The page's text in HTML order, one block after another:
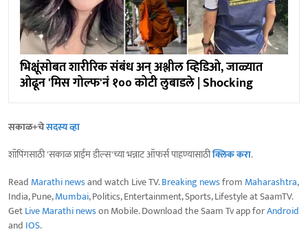
भिक्षूंसोबत शारीरिक संबंध अन् अश्लील व्हिडिओ, जाळ्यात
ओढून 'मिस गोल्फ'नं १०० कोटी लुबाडले | Shocking
सकाळ+चेसदस्य व्हा
शॉपिंगसाठी 'सकाळ प्राईम डील्स'च्या भन्नाट ऑफर्स पाहण्यासाठीक्लिक करा.
Read Marathi newsand watch Live TV.Breaking newsfrom Maharashtra,
India, Pune,Mumbai, Politics, Entertainment, Sports, Lifestyle at SaamTV.
GetLive Marathi newson Mobile. Download the Saam Tv app forAndroid
and IOS.